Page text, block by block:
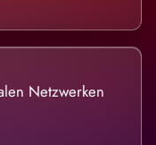
Netzwerken